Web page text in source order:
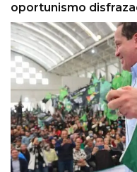
oportunismo